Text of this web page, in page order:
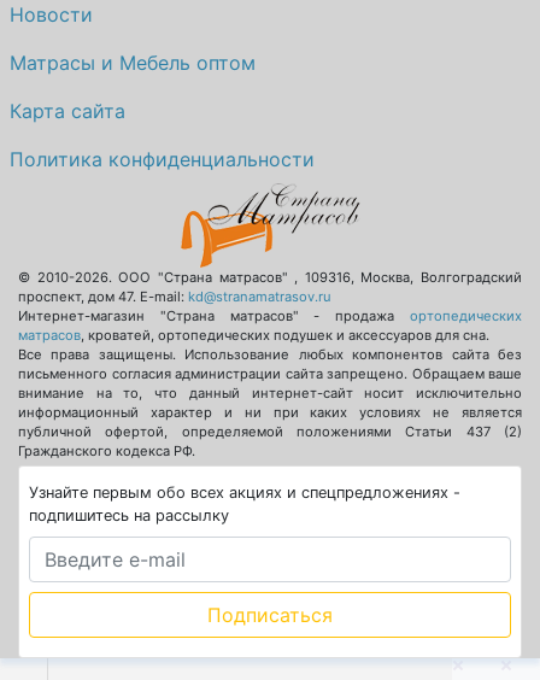
Новости
Матрасы и Мебель оптом
Карта сайта
Политика конфиденциальности
© 2010-2026.ООО "Страна матрасов" 109316, Москва
Волгоградский
проспект, дом 47. E-mail: kd@stranamatrasov.ru
Интернет-магазин "Страна матрасов" - продажа ортопедических
матрасов , кроватей, ортопедических подушек и аксессуаров для сна.
Все права защищены. Использование любых компонентов сайта без
письменного согласия администрации сайта запрещено. Обращаем ваше
внимание на то, что данный интернет-сайт носит исключительно
информационный характер и ни при каких условиях не является
публичной офертой, определяемой положениями Статьи 437 (2)
Гражданского кодекса РФ.
Узнайте первым обо всех акциях и спецпредложениях -
подпишитесь на рассылку